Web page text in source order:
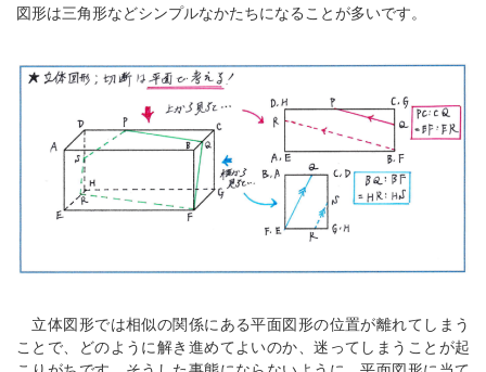
図形は三角形などシンプルなかたちになることが多いです。
立体図形では相似の関係にある平面図形の位置が離れてしまう
ことで、どのように解き進めてよいのか、迷ってしまうことが起